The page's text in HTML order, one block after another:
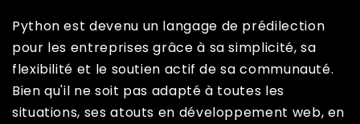
Python est devenu un langage de prédilection
pour les entreprises grâce à sa simplicité, sa
flexibilité et le soutien actif de sa communauté.
Bien qu'il ne soit pas adapté à toutes les
situations, ses atouts en développement web, en